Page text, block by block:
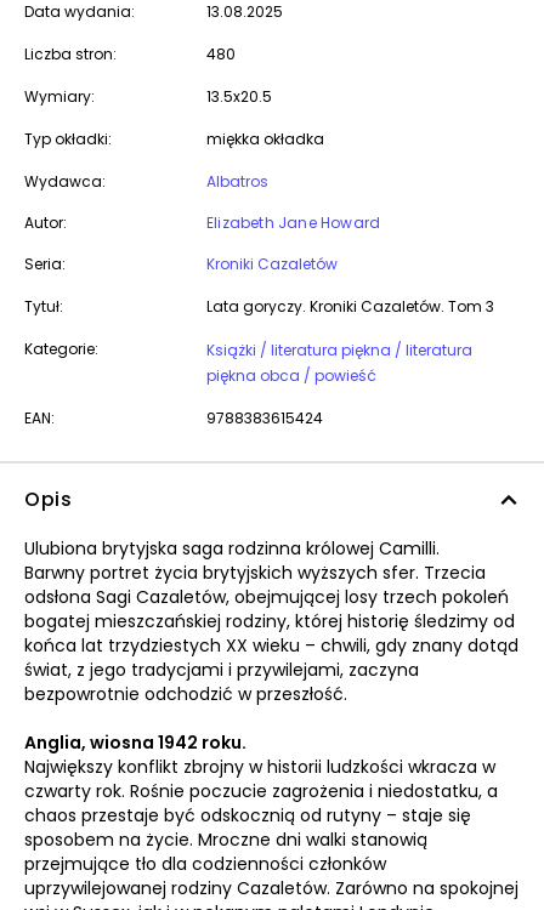
Data wydania: 13.08.2025
Liczba stron: 480
Wymiary: 13.5x20.5
Typ okładki: miękka okładka
Wydawca:
Albatros
Autor:
Elizabeth Jane Howard
Seria:
Kroniki Cazaletów
Tytuł: Lata goryczy. Kroniki Cazaletów. Tom 3
Kategorie:
Książki / literatura piękna / literatura
piękna obca / powieść
EAN: 9788383615424
Opis
Ulubiona brytyjska saga rodzinna królowej Camilli.
Barwny portret życia brytyjskich wyższych sfer. Trzecia
odsłona Sagi Cazaletów, obejmującej losy trzech pokoleń
bogatej mieszczańskiej rodziny, której historię śledzimy od
końca lat trzydziestych XX wieku – chwili, gdy znany dotąd
świat, z jego tradycjami i przywilejami, zaczyna
bezpowrotnie odchodzić w przeszłość.
Anglia, wiosna 1942 roku.
Największy konflikt zbrojny w historii ludzkości wkracza w
czwarty rok. Rośnie poczucie zagrożenia i niedostatku, a
chaos przestaje być odskocznią od rutyny – staje się
sposobem na życie. Mroczne dni walki stanowią
przejmujące tło dla codzienności członków
uprzywilejowanej rodziny Cazaletów. Zarówno na spokojnej